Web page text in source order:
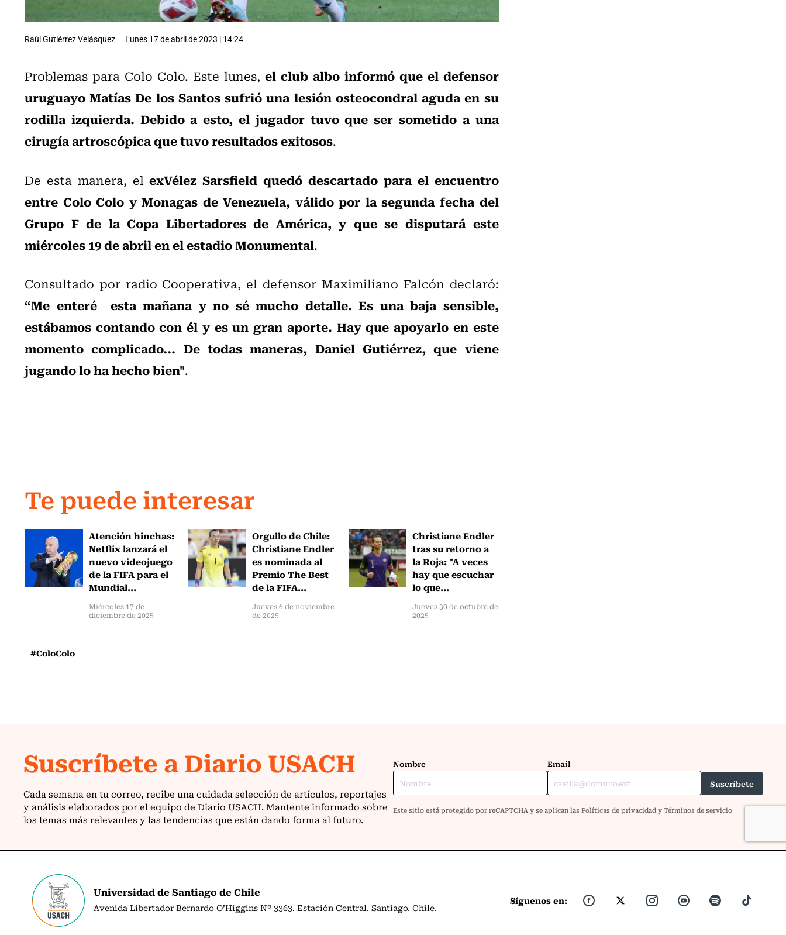
Raúl Gutiérrez Velásquez Lunes 17 de abril de 2023 | 14:24
Problemas para Colo Colo. Este lunes, el club albo informó que el defensor
uruguayo Matías De los Santos sufrió una lesión osteocondral aguda en su
rodilla izquierda. Debido a esto, el jugador tuvo que ser sometido a una
cirugía artroscópica que tuvo resultados exitosos.
De esta manera, elexVélez Sarsfield quedó descartado para el encuentro
entre Colo Colo y Monagas de Venezuela, válido por la segunda fecha del
Grupo F de la Copa Libertadores de América, y que se disputará este
miércoles 19 de abril en el estadio Monumental.
Consultado por radio Cooperativa, el defensor Maximiliano Falcón declaró:
“Me enteré esta mañana y no sé mucho detalle. Es una baja sensible,
estábamos contando con él y es un gran aporte. Hay que apoyarlo en este
momento complicado... De todas maneras, Daniel Gutiérrez, que viene
jugando lo ha hecho bien".
Te puede interesar
Atención hinchas:
Netflix lanzará el
nuevo videojuego
de la FIFA para el
Mundial...
Miércoles 17 de
diciembre de 2025
Orgullo de Chile:
Christiane Endler
es nominada al
Premio The Best
de la FIFA...
Jueves 6 de noviembre
de 2025
Christiane Endler
tras su retorno a
la Roja: "A veces
hay que escuchar
lo que...
Jueves 30 de octubre de
2025
#ColoColo
Universidad de Santiago de Chile
Avenida Libertador Bernardo O’Higgins Nº 3363. Estación Central. Santiago. Chile.
Síguenos en: